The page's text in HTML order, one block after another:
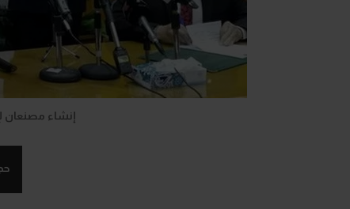
إنشاء مصنعان